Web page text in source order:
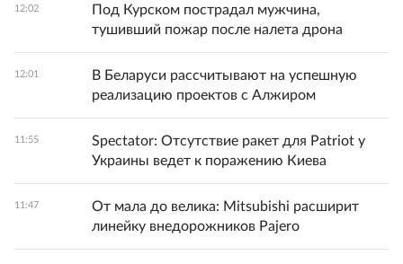
12:02
Под Курском пострадал мужчина,
тушивший пожар после налета дрона
12:01
В Беларуси рассчитывают на успешную
реализацию проектов с Алжиром
11:55
Spectator: Отсутствие ракет для Patriot у
Украины ведет к поражению Киева
11:47
От мала до велика: Mitsubishi расширит
линейку внедорожников Pajero